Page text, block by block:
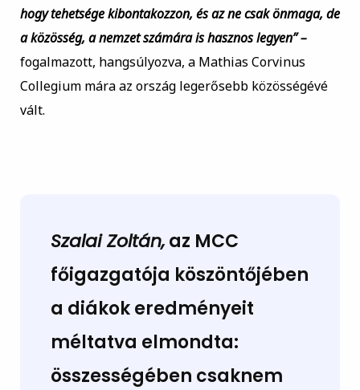
hogy tehetsége kibontakozzon, és az ne csak önmaga, de
a közösség, a nemzet számára is hasznos legyen” –
fogalmazott, hangsúlyozva, a Mathias Corvinus
Collegium mára az ország legerősebb közösségévé
vált.
Szalai Zoltán,az MCC
főigazgatója köszöntőjében
a diákok eredményeit
méltatva elmondta:
összességében csaknem